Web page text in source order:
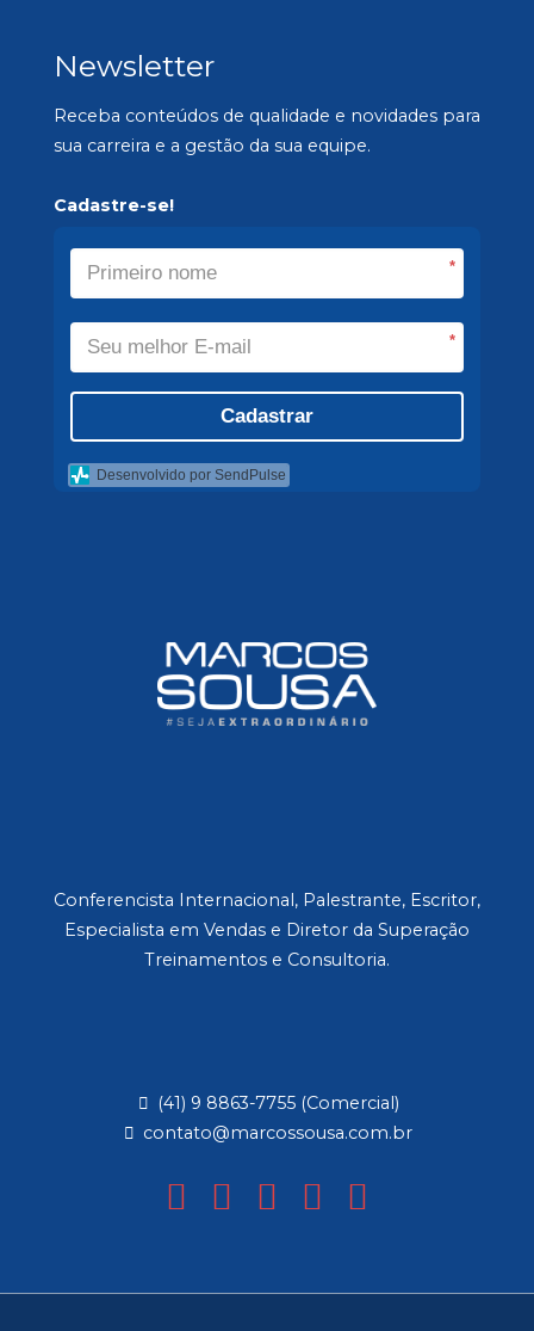
Newsletter
Receba conteúdos de qualidade e novidades para
sua carreira e a gestão da sua equipe.
Cadastre-se!
*
*
Cadastrar
Desenvolvido por SendPulse
Conferencista Internacional, Palestrante, Escritor,
Especialista em Vendas e Diretor da Superação
Treinamentos e Consultoria.
(41) 9 8863-7755 (Comercial)
contato@marcossousa.com.br